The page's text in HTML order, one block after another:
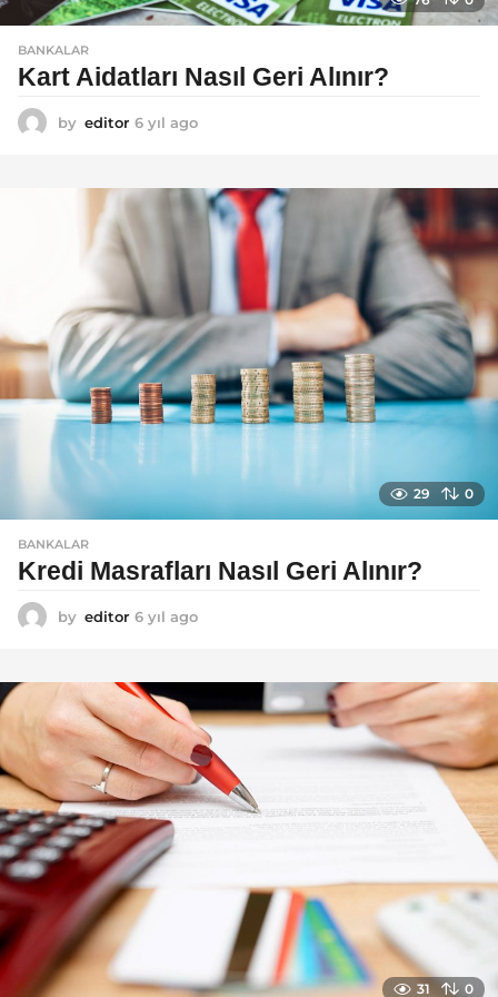
BANKALAR
Kart Aidatları Nasıl Geri Alınır?
by editor 6 yıl ago
l
a
29 0
BANKALAR
Kredi Masrafları Nasıl Geri Alınır?
by editor 6 yıl ago
l
g
o
31 0